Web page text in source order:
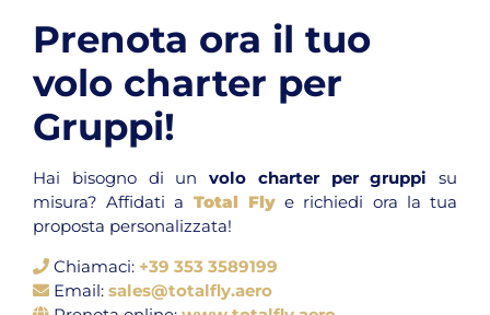
Prenota ora il tuo
volo charter per
Gruppi!
Hai bisogno di un volo charter per gruppi su
misura? Affidati a Total Flye richiedi ora la tua
proposta personalizzata!
Chiamaci: +39 353 3589199
Email: sales@totalfly.aero